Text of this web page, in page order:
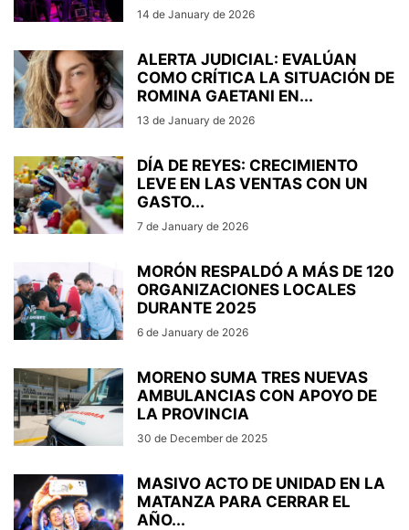
14 de January de 2026
ALERTA JUDICIAL: EVALÚAN
COMO CRÍTICA LA SITUACIÓN DE
ROMINA GAETANI EN...
13 de January de 2026
DÍA DE REYES: CRECIMIENTO
LEVE EN LAS VENTAS CON UN
GASTO...
7 de January de 2026
MORÓN RESPALDÓ A MÁS DE 120
ORGANIZACIONES LOCALES
DURANTE 2025
6 de January de 2026
MORENO SUMA TRES NUEVAS
AMBULANCIAS CON APOYO DE
LA PROVINCIA
30 de December de 2025
MASIVO ACTO DE UNIDAD EN LA
MATANZA PARA CERRAR EL
AÑO...